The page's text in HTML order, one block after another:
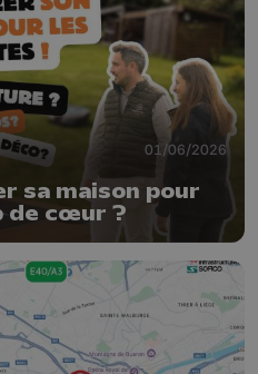
01/06/2026
sa maison pour
de cœur ?